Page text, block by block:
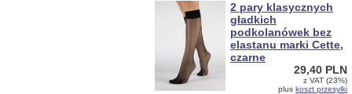
2 pary klasycznych
gładkich
podkolanówek bez
elastanu marki Cette,
czarne
29,40 PLN
z VAT (23%)
plus koszt przesylki